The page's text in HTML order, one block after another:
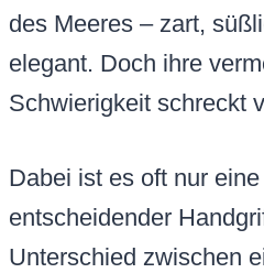
des Meeres – zart,
elegant. Doch ihre
Schwierigkeit schreckt
Dabei ist es oft nur
entscheidender
Unterschied zwischen